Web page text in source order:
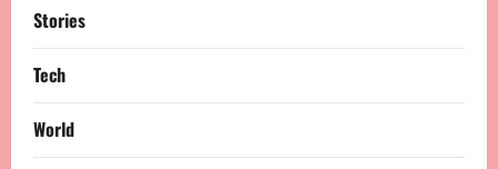
Stories
Tech
World